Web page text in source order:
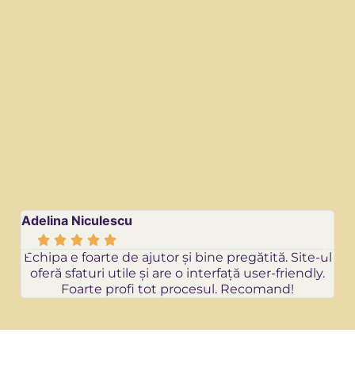
Adelina Niculescu
    
Echipa e foarte de ajutor și bine pregătită. Site-ul
oferă sfaturi utile și are o interfață user-friendly.
Foarte profi tot procesul. Recomand!